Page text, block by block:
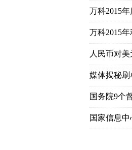
万科2015
万科2015
人民币对
媒体揭秘刷
国务院9个
国家信息